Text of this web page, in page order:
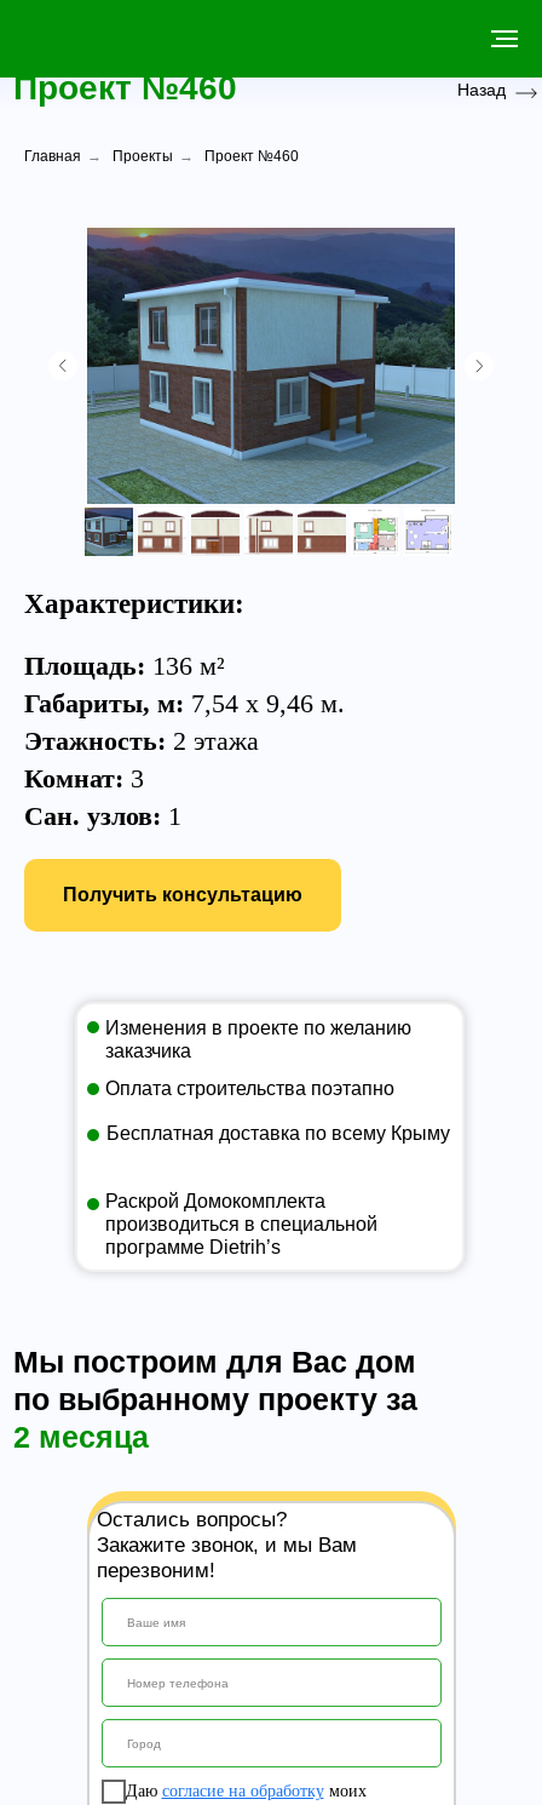
Проект №460 Назад
Главная → Проекты → Проект №460
Характеристики:
Площадь: 136 м²
Габариты, м: 7,54 х 9,46 м.
Этажность: 2 этажа
Комнат: 3
Сан. узлов: 1
Получить консультацию
Изменения в проекте по желанию
заказчика
Оплата строительства поэтапно
Бесплатная доставка по всему Крыму
Раскрой Домокомплекта
производиться в специальной
программе Dietrih’s
Даю согласие на обработкумоих
Остались вопросы?
Закажите звонок, и мы Вам
перезвоним!
Мы построим для Вас дом
по выбранному проекту за
2 месяца